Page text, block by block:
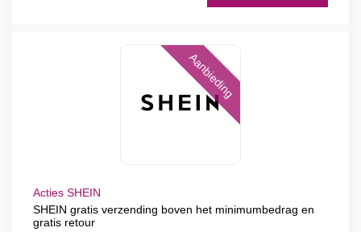
Aanbieding
Acties SHEIN
SHEIN gratis verzending boven het minimumbedrag en
gratis retour